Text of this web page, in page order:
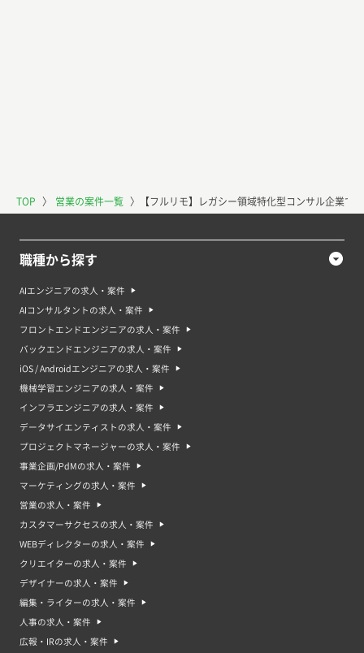
TOP 〉 営業の案件一覧 〉 【フルリモ】レガシー領域特化型コンサル企業で
職種から探す
AIエンジニアの求人・案件
AIコンサルタントの求人・案件
フロントエンドエンジニアの求人・案件
バックエンドエンジニアの求人・案件
iOS / Androidエンジニアの求人・案件
機械学習エンジニアの求人・案件
インフラエンジニアの求人・案件
データサイエンティストの求人・案件
プロジェクトマネージャーの求人・案件
事業企画/PdMの求人・案件
マーケティングの求人・案件
営業の求人・案件
カスタマーサクセスの求人・案件
WEBディレクターの求人・案件
クリエイターの求人・案件
デザイナーの求人・案件
編集・ライターの求人・案件
人事の求人・案件
広報・IRの求人・案件